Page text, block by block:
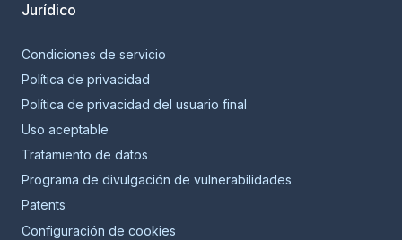
Jurídico
Condiciones de servicio
Política de privacidad
Política de privacidad del usuario final
Uso aceptable
Tratamiento de datos
Programa de divulgación de vulnerabilidades
Patents
Configuración de cookies